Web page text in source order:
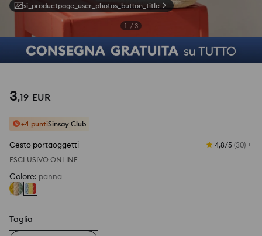
si_productpage_user_photos_button_title
1 / 3
3,19 EUR
+4 puntiSinsay Club
Cesto portaoggetti 4,8/5 (30)
ESCLUSIVO ONLINE
Colore: panna
Taglia